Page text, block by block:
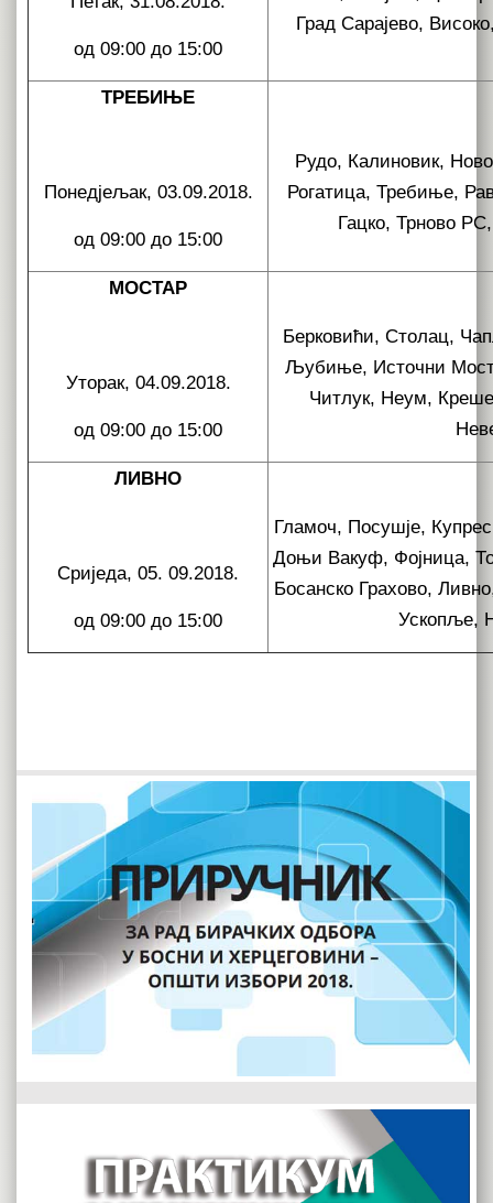
од 09:00 до 15:00
Град Сарајево,
ТРЕБИЊЕ
Понедјељак, 03.09.2018.
од 09:00 до 15:00
Рудо, Калиновик,
Рогатица, Требиње,
Гацко, Трново
МОСТАР
Уторак, 04.09.2018.
од 09:00 до 15:00
Берковићи, Столац,
Љубиње, Источни
Читлук, Неум,
ЛИВНО
Сриједа, 05. 09.2018.
од 09:00 до 15:00
Гламоч, Посушје,
Доњи Вакуф, Фојница,
Босанско Грахово,
Ускопље,